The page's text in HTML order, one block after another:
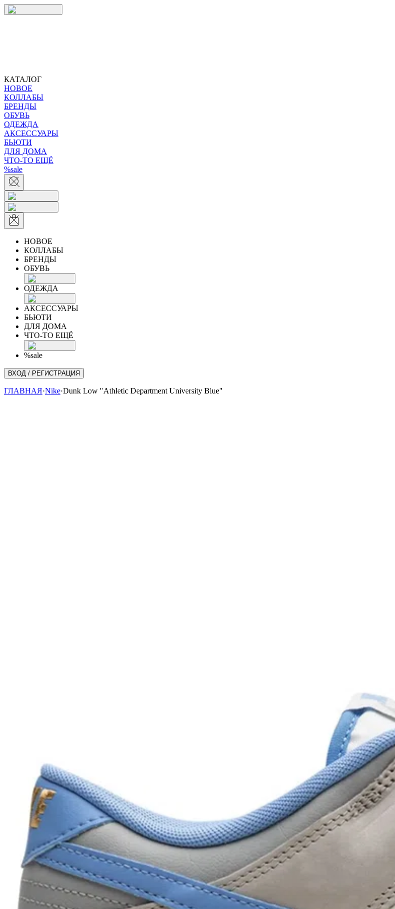
КАТАЛОГ
НОВОЕ
КОЛЛАБЫ
БРЕНДЫ
ОБУВЬ
ОДЕЖДА
АКСЕССУАРЫ
БЬЮТИ
ДЛЯ ДОМА
ЧТО-ТО ЕЩЁ
%sale
НОВОЕ
КОЛЛАБЫ
БРЕНДЫ
ОБУВЬ
ОДЕЖДА
АКСЕССУАРЫ
БЬЮТИ
ДЛЯ ДОМА
ЧТО-ТО ЕЩЁ
%sale
ВХОД / РЕГИСТРАЦИЯ
ГЛАВНАЯ·Nike·Dunk Low "Athletic Department University Blue"